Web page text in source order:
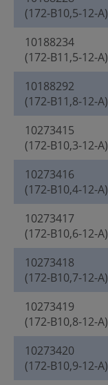
(172-B10,5-12-A)
10188234
(172-B11,5-12-A)
10188292
(172-B11,8-12-A)
10273415
(172-B10,3-12-A)
10273416
(172-B10,4-12-A)
10273417
(172-B10,6-12-A)
10273418
(172-B10,7-12-A)
10273419
(172-B10,8-12-A)
10273420
(172-B10,9-12-A)